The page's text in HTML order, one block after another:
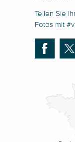
Teilen Sie
Fotos mit